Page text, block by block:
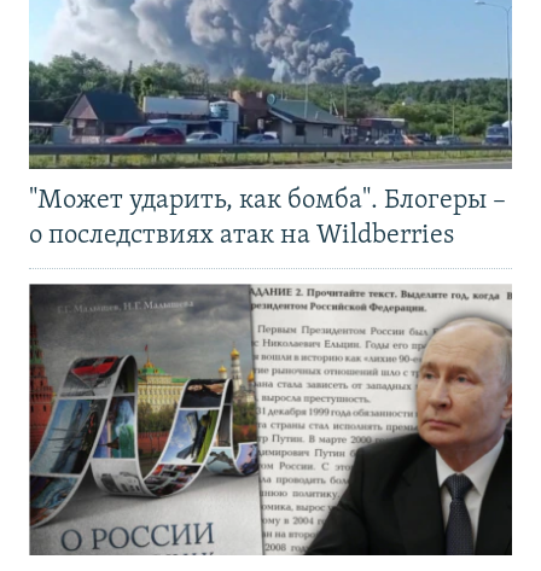
"Может ударить, как бомба". Блогеры –
о последствиях атак на Wildberries